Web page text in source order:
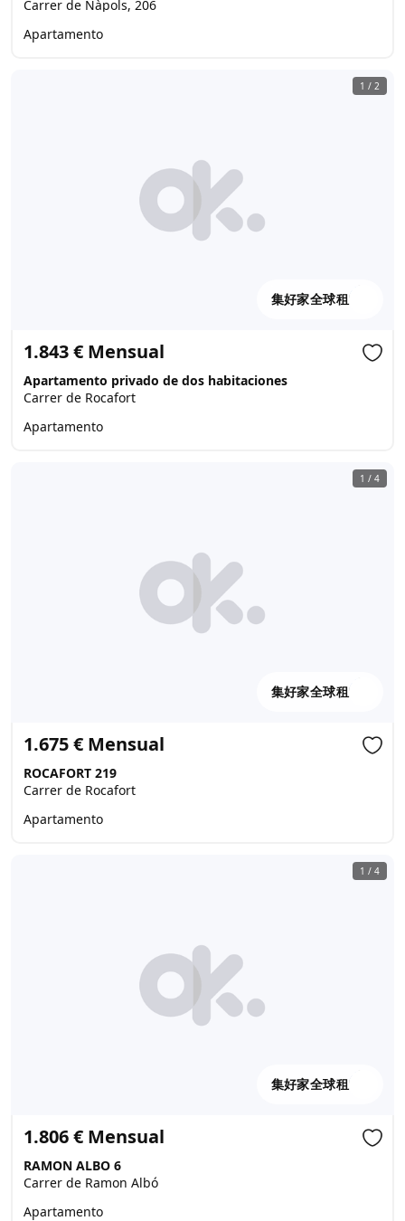
Carrer de Nàpols, 206
Apartamento
1 / 2
集好家全球租
1.843 € Mensual
Apartamento privado de dos habitaciones
Carrer de Rocafort
Apartamento
1 / 4
集好家全球租
1.675 € Mensual
ROCAFORT 219
Carrer de Rocafort
Apartamento
1 / 4
集好家全球租
1.806 € Mensual
RAMON ALBO 6
Carrer de Ramon Albó
Apartamento